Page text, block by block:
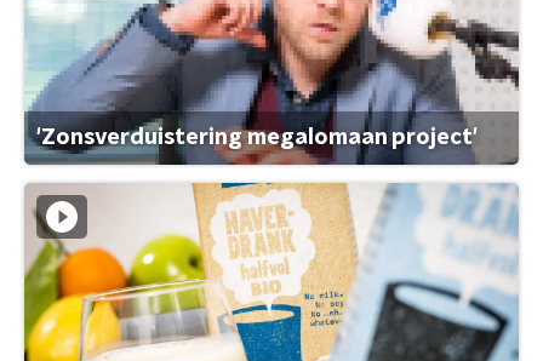
'Zonsverduistering megalomaan project'